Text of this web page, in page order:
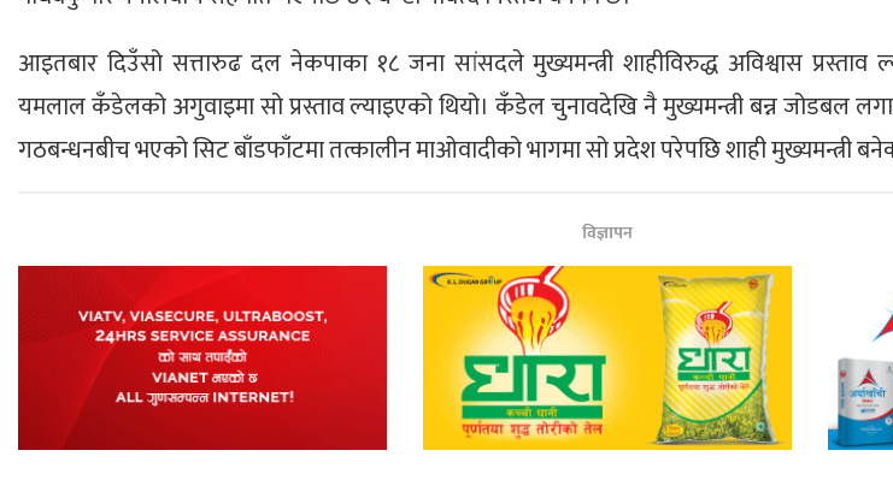
आइतबार दिउँसो सत्तारुढ दल नेकपाका १८ जना सांसदले मुख्यमन्त्री शाहीविरुद्ध अविश्वास प्रस्ताव
यमलाल कँडेलको अगुवाइमा सो प्रस्ताव ल्याइएको थियो। कँडेल चुनावदेखि नै मुख्यमन्त्री बन्न जोडबल
गठबन्धनबीच भएको सिट बाँडफाँटमा तत्कालीन माओवादीको भागमा सो प्रदेश परेपछि शाही मुख्यमन्त्री
विज्ञापन